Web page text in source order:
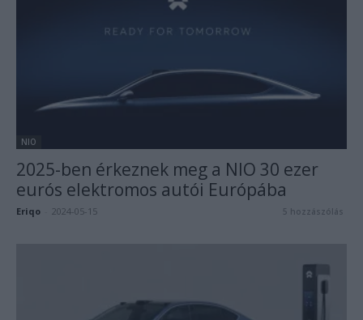
NIO
2025-ben érkeznek meg a NIO 30 ezer
eurós elektromos autói Európába
Eriqo 2024-05-15 5 hozzászólás